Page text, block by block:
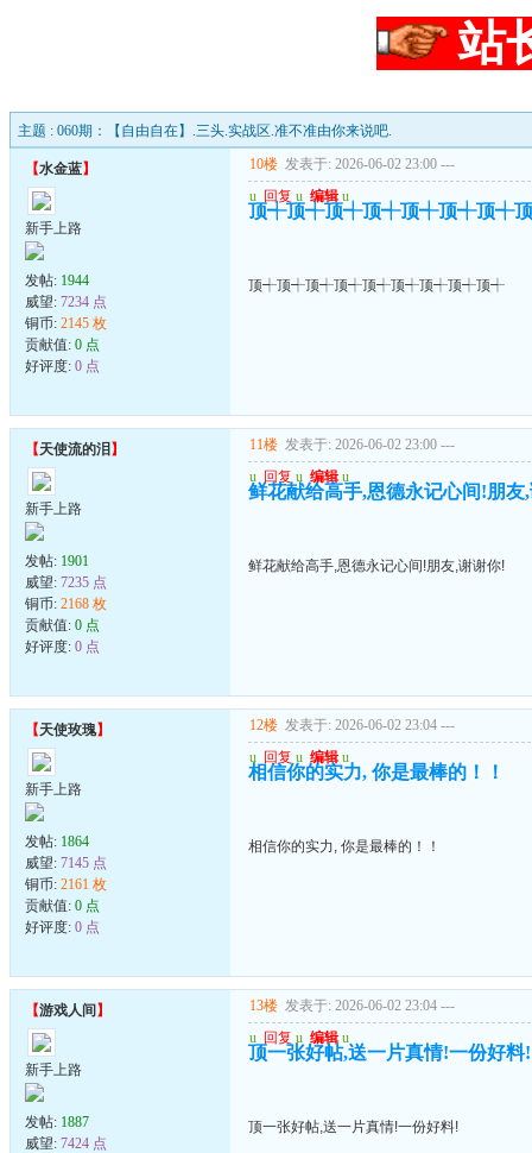
站
主题 : 060期：【自由自在】.三头.实战区.准不准由你来说吧.
【水金蓝】
新手上路
发帖: 1944
威望: 7234 点
铜币: 2145 枚
贡献值: 0 点
好评度: 0 点
10楼 发表于: 2026-06-02 23:00 ---
u 回复 u 编辑 u
顶┽顶┽顶┽顶┽顶┽顶┽顶┽
顶┽顶┽顶┽顶┽顶┽顶┽顶┽顶┽顶┽
【天使流的泪 】
新手上路
发帖: 1901
威望: 7235 点
铜币: 2168 枚
贡献值: 0 点
好评度: 0 点
11楼 发表于: 2026-06-02 23:00 ---
u 回复 u 编辑 u
鲜花献给高手,恩德永记心间!朋友
鲜花献给高手,恩德永记心间!朋友,谢谢你!
【天使玫瑰】
新手上路
发帖: 1864
威望: 7145 点
铜币: 2161 枚
贡献值: 0 点
好评度: 0 点
12楼 发表于: 2026-06-02 23:04 ---
u 回复 u 编辑 u
相信你的实力, 你是最棒的！！
相信你的实力, 你是最棒的！！
【游戏人间 】
新手上路
发帖: 1887
威望: 7424 点
13楼 发表于: 2026-06-02 23:04 ---
u 回复 u 编辑 u
顶一张好帖,送一片真情!一份好料!
顶一张好帖,送一片真情!一份好料!